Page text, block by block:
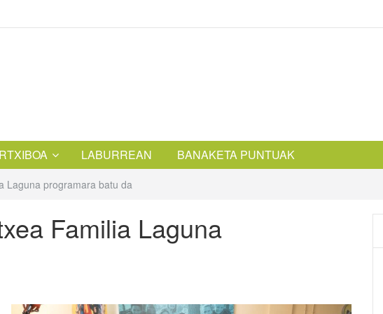
LABURREAN BANAKETA PUNTUAK
Laguna programara batu da
Familia Laguna